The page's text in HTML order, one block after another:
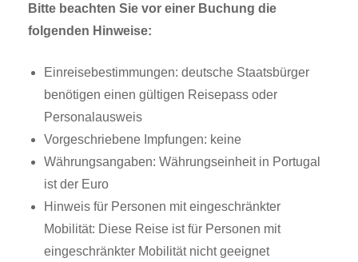
Bitte beachten Sie vor einer Buchung die
folgenden Hinweise:
Einreisebestimmungen: deutsche Staatsbürger
benötigen einen gültigen Reisepass oder
Personalausweis
Vorgeschriebene Impfungen: keine
Währungsangaben: Währungseinheit in Portugal
ist der Euro
Hinweis für Personen mit eingeschränkter
Mobilität: Diese Reise ist für Personen mit
eingeschränkter Mobilität nicht geeignet